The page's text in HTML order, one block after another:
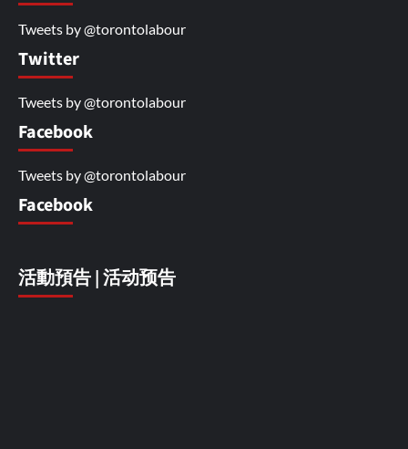
Tweets by @torontolabour
Twitter
Tweets by @torontolabour
Facebook
Tweets by @torontolabour
Facebook
活動預告 | 活动预告